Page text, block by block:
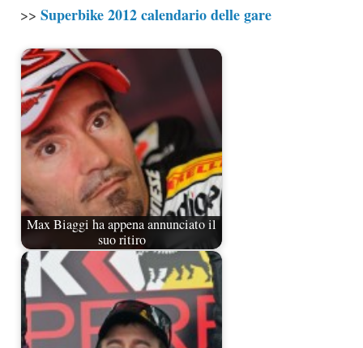
>> Superbike 2012 calendario delle gare
Max Biaggi ha appena annunciato il
suo ritiro